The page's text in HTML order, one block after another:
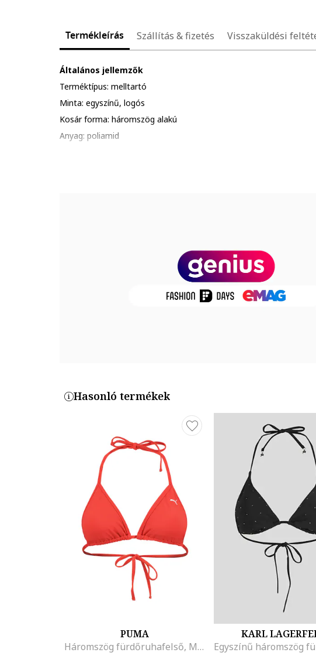
Termékleírás Szállítás & fizetés Visszaküldési
Általános jellemzők
Terméktípus: melltartó
Minta: egyszínű, logós
Kosár forma: háromszög alakú
Anyag: poliamid
Külső anyag: 80% poliamid, 20% elasztán
Hasonló termékek
PUMA
Háromszög fürdőruhafelső, Mandarinszín
KARL